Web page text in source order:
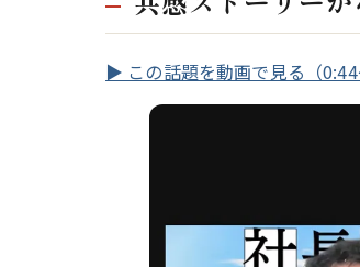
▶ この話題を動画で見る（0:44